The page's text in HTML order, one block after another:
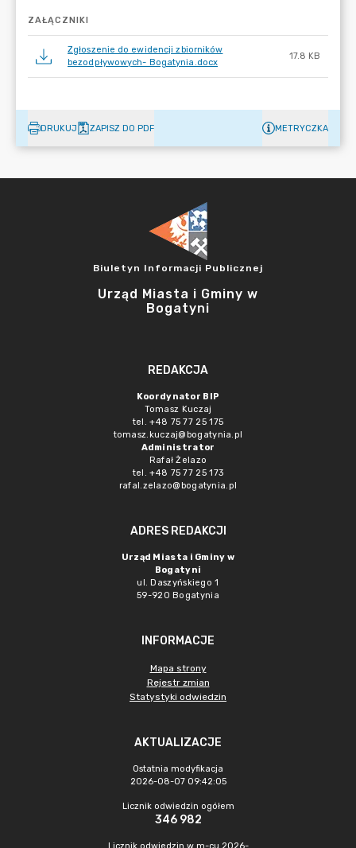
ZAŁĄCZNIKI
Zgłoszenie do ewidencji zbiorników
bezodpływowych- Bogatynia.docx
17.8 KB
DRUKUJ ZAPISZ DO PDF METRYCZKA
Biuletyn Informacji Publicznej
Urząd Miasta i Gminy w
Bogatyni
REDAKCJA
Koordynator BIP
Tomasz Kuczaj
tel. +48 75 77 25 175
tomasz.kuczaj@bogatynia.pl
Administrator
Rafał Żelazo
tel. +48 75 77 25 173
rafal.zelazo@bogatynia.pl
ADRES REDAKCJI
Urząd Miasta i Gminy w
Bogatyni
ul. Daszyńskiego 1
59-920 Bogatynia
INFORMACJE
Mapa strony
Rejestr zmian
Statystyki odwiedzin
AKTUALIZACJE
Ostatnia modyfikacja
2026-08-07 09:42:05
Licznik odwiedzin ogółem
346 982